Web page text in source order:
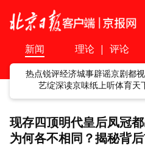
新闻 理论 | 评论
热点锐评经济城事辟谣京剧都
艺绽深读京味纸上听体育天
现存四顶明代皇后凤冠
为何各不相同？揭秘背